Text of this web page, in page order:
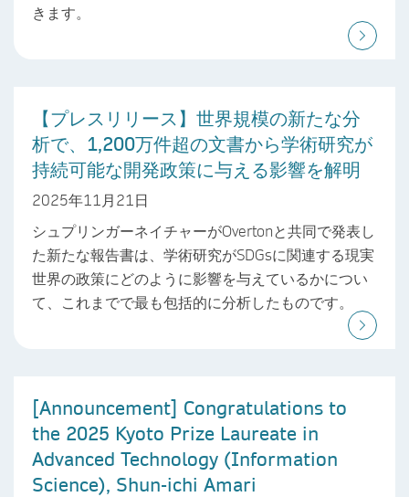
きます。
【プレスリリース】世界規模の新たな分
析で、1,200万件超の文書から学術研究が
持続可能な開発政策に与える影響を解明
2025年11月21日
シュプリンガーネイチャーがOvertonと共同で発表し
た新たな報告書は、学術研究がSDGsに関連する現実
世界の政策にどのように影響を与えているかについ
て、これまでで最も包括的に分析したものです。
[Announcement] Congratulations to
the 2025 Kyoto Prize Laureate in
Advanced Technology (Information
Science), Shun-ichi Amari